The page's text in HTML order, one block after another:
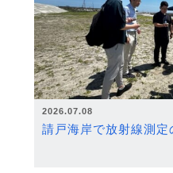
2026.07.08
請戸海岸で放射線測定